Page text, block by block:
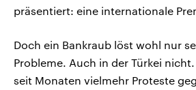
präsentiert: eine internationale
Doch ein Bankraub löst wohl nur
Probleme. Auch in der Türkei
seit Monaten vielmehr Proteste